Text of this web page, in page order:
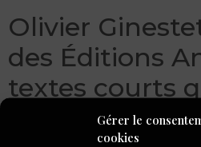
Gérer le
cookies
Olivier
des Éditions
textes courts
disent long »